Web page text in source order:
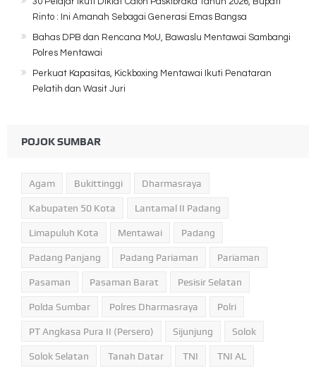
Rinto : Ini Amanah Sebagai Generasi Emas Bangsa
Bahas DPB dan Rencana MoU, Bawaslu Mentawai Sambangi
Polres Mentawai
Perkuat Kapasitas, Kickboxing Mentawai Ikuti Penataran
Pelatih dan Wasit Juri
POJOK SUMBAR
Agam Bukittinggi Dharmasraya
Kabupaten 50 Kota Lantamal II Padang
Limapuluh Kota Mentawai Padang
Padang Panjang Padang Pariaman Pariaman
Pasaman Pasaman Barat Pesisir Selatan
Polda Sumbar Polres Dharmasraya Polri
PT Angkasa Pura II (Persero) Sijunjung Solok
Solok Selatan Tanah Datar TNI TNI AL